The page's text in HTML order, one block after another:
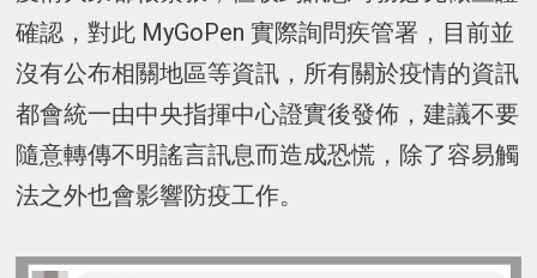
確認，對此 MyGoPen 實際詢問疾管署，目前並
沒有公布相關地區等資訊，所有關於疫情的資訊
都會統一由中央指揮中心證實後發佈，建議不要
隨意轉傳不明謠言訊息而造成恐慌，除了容易觸
法之外也會影響防疫工作。